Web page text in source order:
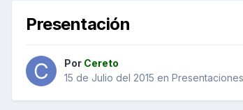
Presentación
Por Cereto
15 de Julio del 2015 en